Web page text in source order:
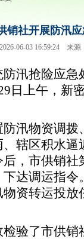
销社开展防汛
06-03 16:59:24 来
抢险应急
日上午，新
物资调拨
辖区积水
，市供销
达调运指
资转运投
了市供销